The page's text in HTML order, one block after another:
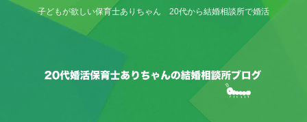
子どもが欲しい保育士ありちゃん 20代から結婚相談所で婚活